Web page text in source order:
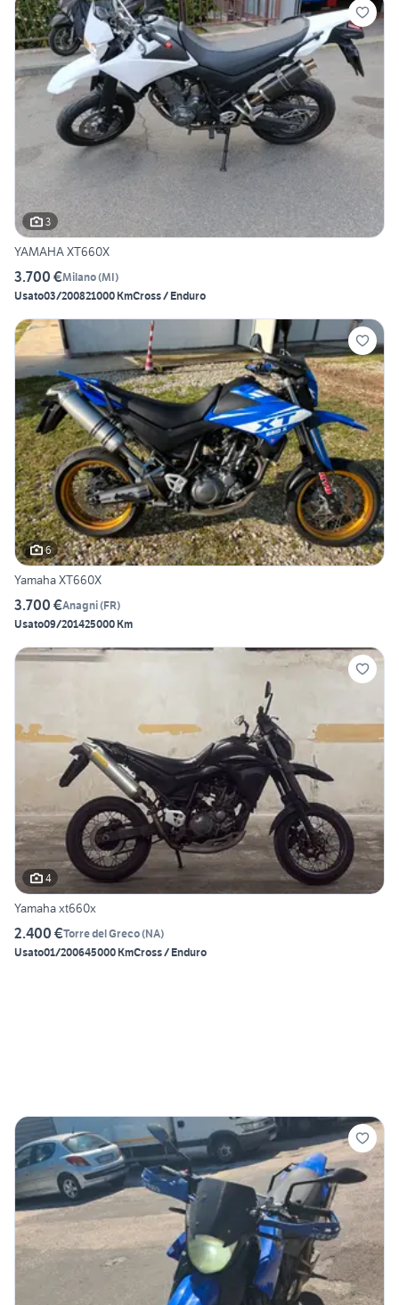
3
YAMAHA XT660X
3.700 €Milano(MI)
Usato03/200821000 KmCross / Enduro
6
Yamaha XT660X
3.700 €Anagni(FR)
Usato09/201425000 Km
4
Yamaha xt660x
2.400 €Torre del Greco(NA)
Usato01/200645000 KmCross / Enduro